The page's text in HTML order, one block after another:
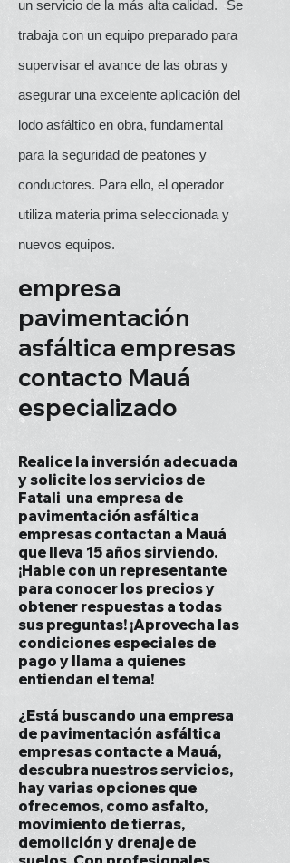
un servicio de la más alta calidad.
Se
trabaja con un equipo preparado para
supervisar el avance de las obras y
asegurar una excelente aplicación del
lodo asfáltico en obra, fundamental
para la seguridad de peatones y
conductores. Para ello, el operador
utiliza materia prima seleccionada y
nuevos equipos.
empresa
pavimentación
asfáltica empresas
contacto Mauá
especializado
Realice la inversión adecuada
y solicite los servicios de
Fatali una empresa de
pavimentación asfáltica
empresas contactan a Mauá
que lleva 15 años sirviendo.
¡Hable con un representante
para conocer los precios y
obtener respuestas a todas
sus preguntas! ¡Aprovecha las
condiciones especiales de
pago y llama a quienes
entiendan el tema!
¿Está buscando una empresa
de pavimentación asfáltica
empresas contacte a Mauá,
descubra nuestros servicios,
hay varias opciones que
ofrecemos, como asfalto,
movimiento de tierras,
demolición y drenaje de